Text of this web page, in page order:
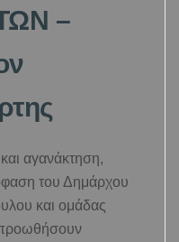
–
αγανάκτηση,
του Δημάρχου
και ομάδας